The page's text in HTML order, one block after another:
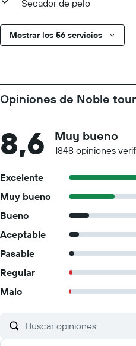
Secador de pelo
Mostrar los 56 servicios
Opiniones de Noble
8,6 Muy bueno
1848 opiniones
Excelente
Muy bueno
Bueno
Aceptable
Pasable
Regular
Malo